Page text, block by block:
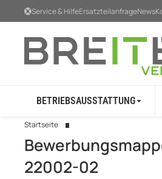
Service & HilfeErsatzteilanfrageNews
BETRIEBSAUSSTATTUNG
Startseite
22002-02